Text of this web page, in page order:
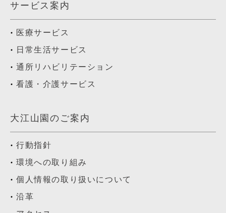
サービス案内
医療サービス
日常生活サービス
通所リハビリテーション
看護・介護サービス
大江山園のご案内
行動指針
環境への取り組み
個人情報の取り扱いについて
沿革